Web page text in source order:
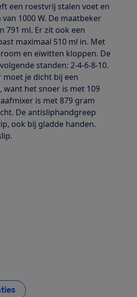
een roestvrij stalen voet en
1000 W. De maatbeker
791 ml. Er zit ook een
maximaal 510 ml in. Met
en eiwitten kloppen. De
standen: 2-4-6-8-10.
moet je dicht bij een
het snoer is met 109
is met 879 gram
De antisliphandgreep
ook bij gladde handen.
voor Hakmolen
voor Garde
voor Vermogen